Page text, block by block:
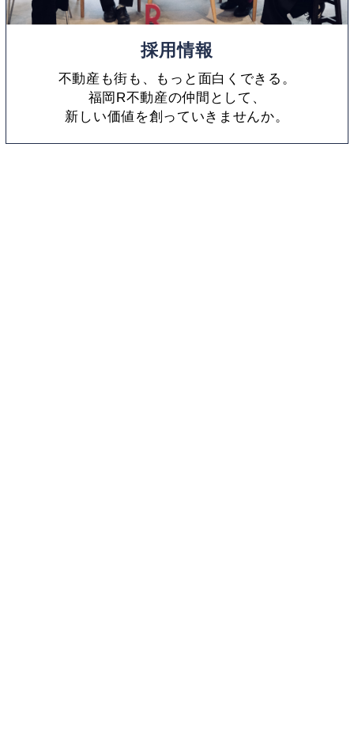
採用情報
不動産も街も、もっと面白くできる。
福岡R不動産の仲間として、
新しい価値を創っていきませんか。